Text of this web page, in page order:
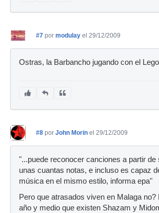
#7 por modulay el 29/12/2009
Ostras, la Barbancho jugando con el
#8 por John Morin el 29/12/2009
"...puede reconocer canciones a partir de
unas cuantas notas, e incluso es capaz
música en el mismo estilo, informa epa"
Pero que atrasados viven en Malaga no?
año y medio que existen Shazam y